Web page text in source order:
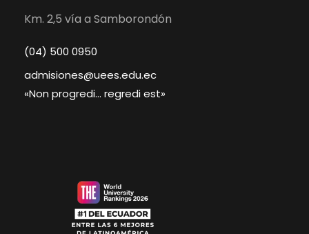
Km. 2,5 vía a Samborondón
(04) 500 0950
admisiones@uees.edu.ec
«Non progredi… regredi est»